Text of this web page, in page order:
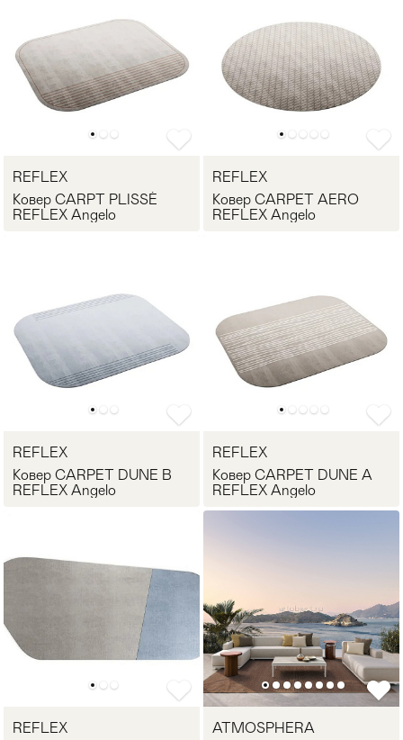
REFLEX
Ковер CARPT PLISSÈ
REFLEX Angelo
REFLEX
Ковер CARPET AERO
REFLEX Angelo
REFLEX
Ковер CARPET DUNE B
REFLEX Angelo
REFLEX
Ковер CARPET DUNE A
REFLEX Angelo
REFLEX
ATMOSPHERA